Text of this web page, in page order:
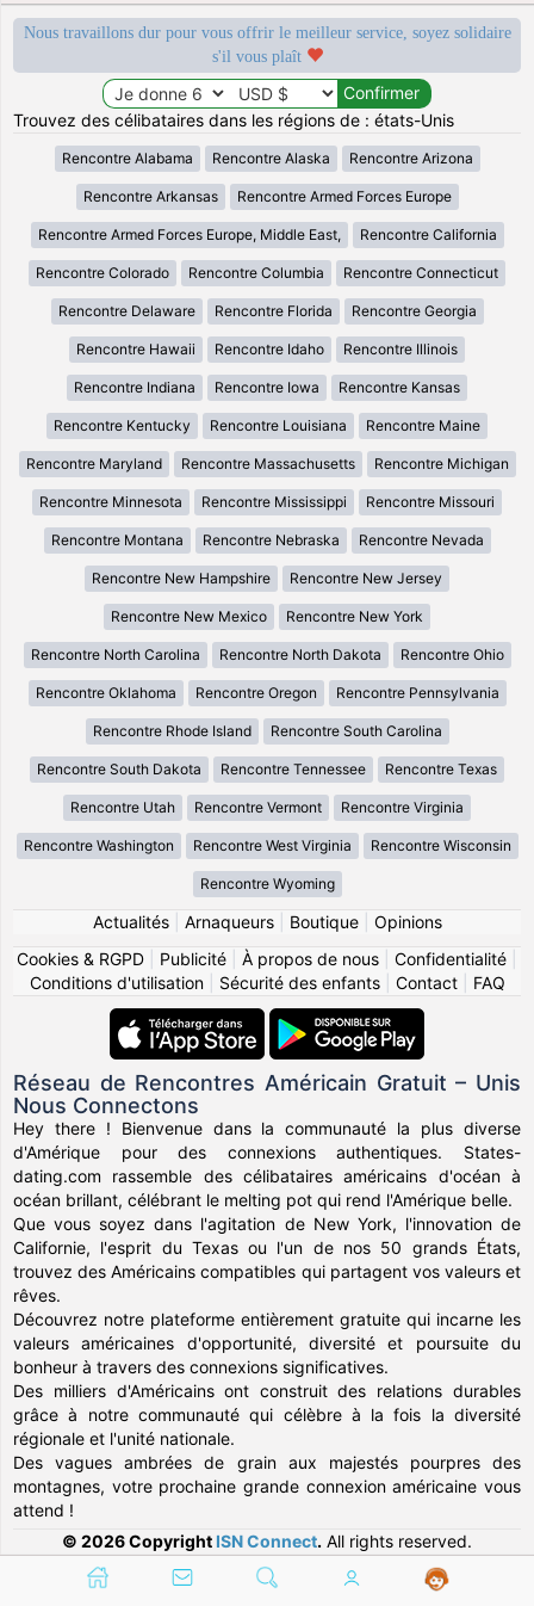
Nous travaillons dur pour vous offrir le meilleur service, soyez solidaire
s'il vous plaît
Trouvez des célibataires dans les régions de : états-Unis
Rencontre Alabama Rencontre Alaska Rencontre Arizona
Rencontre Arkansas Rencontre Armed Forces Europe
Rencontre Armed Forces Europe, Middle East, Rencontre California
Rencontre Colorado Rencontre Columbia Rencontre Connecticut
Rencontre Delaware Rencontre Florida Rencontre Georgia
Rencontre Hawaii Rencontre Idaho Rencontre Illinois
Rencontre Indiana Rencontre Iowa Rencontre Kansas
Rencontre Kentucky Rencontre Louisiana Rencontre Maine
Rencontre Maryland Rencontre Massachusetts Rencontre Michigan
Rencontre Minnesota Rencontre Mississippi Rencontre Missouri
Rencontre Montana Rencontre Nebraska Rencontre Nevada
Rencontre New Hampshire Rencontre New Jersey
Rencontre New Mexico Rencontre New York
Rencontre North Carolina Rencontre North Dakota Rencontre Ohio
Rencontre Oklahoma Rencontre Oregon Rencontre Pennsylvania
Rencontre Rhode Island Rencontre South Carolina
Rencontre South Dakota Rencontre Tennessee Rencontre Texas
Rencontre Utah Rencontre Vermont Rencontre Virginia
Rencontre Washington Rencontre West Virginia Rencontre Wisconsin
Rencontre Wyoming
Actualités| Arnaqueurs| Boutique| Opinions
Cookies & RGPD
Publicité À propos de nous Confidentialité
Conditions d'utilisation| Sécurité des enfants| Contact| FAQ
Réseau de Rencontres Américain Gratuit – Unis
Nous Connectons
Hey there ! Bienvenue dans la communauté la plus diverse
d'Amérique pour des connexions authentiques. States-
dating.com rassemble des célibataires américains d'océan à
océan brillant, célébrant le melting pot qui rend l'Amérique belle.
Que vous soyez dans l'agitation de New York, l'innovation de
Californie, l'esprit du Texas ou l'un de nos 50 grands États,
trouvez des Américains compatibles qui partagent vos valeurs et
rêves.
Découvrez notre plateforme entièrement gratuite qui incarne les
valeurs américaines d'opportunité, diversité et poursuite du
bonheur à travers des connexions significatives.
Des milliers d'Américains ont construit des relations durables
grâce à notre communauté qui célèbre à la fois la diversité
régionale et l'unité nationale.
Des vagues ambrées de grain aux majestés pourpres des
montagnes, votre prochaine grande connexion américaine vous
attend !
© 2026 Copyright ISN Connect. All rights reserved.